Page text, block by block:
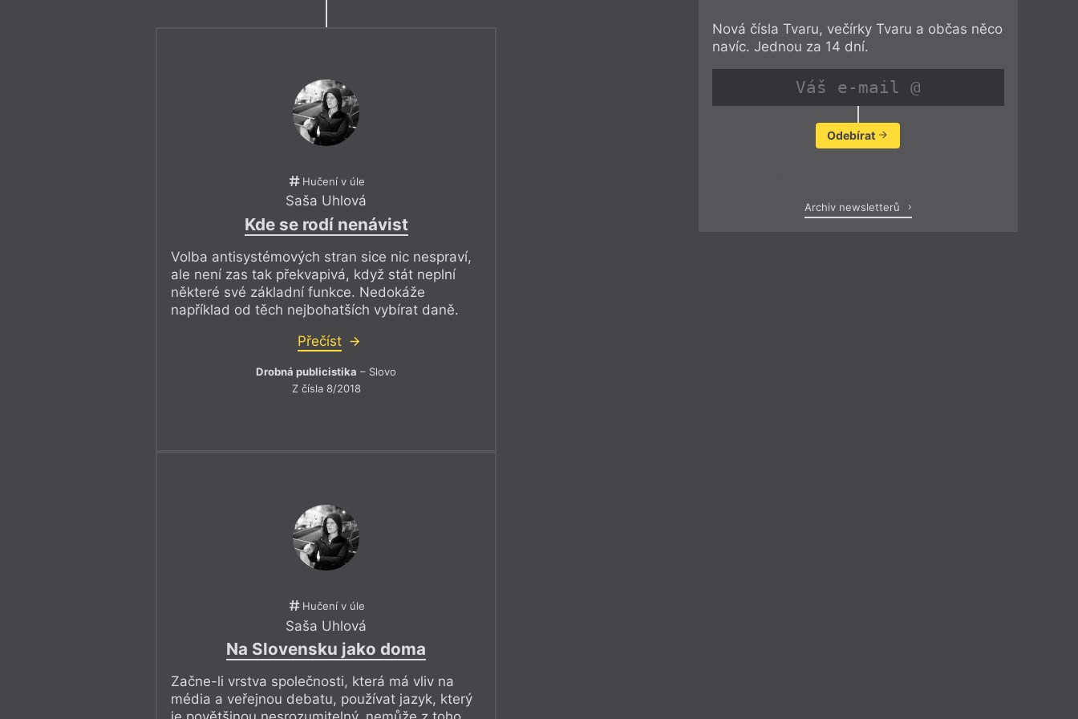
Hučení v úle
Saša Uhlová
Kde se rodí nenávist
Volba antisystémových stran sice nic nespraví,
ale není zas tak překvapivá, když stát neplní
některé své základní funkce. Nedokáže
například od těch nejbohatších vybírat daně.
Přečíst
Drobná publicistika – Slovo
Z čísla 8/2018
Hučení v úle
Saša Uhlová
Na Slovensku jako doma
Začne-li vrstva společnosti, která má vliv na
média a veřejnou debatu, používat jazyk, který
Nová čísla Tvaru, večírky Tvaru a občas něco
navíc. Jednou za 14 dní.
Odebírat
Archiv newsletterů